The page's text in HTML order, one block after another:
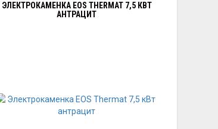
ЭЛЕКТРОКАМЕНКА EOS THERMAT 7,5 КВТ
АНТРАЦИТ